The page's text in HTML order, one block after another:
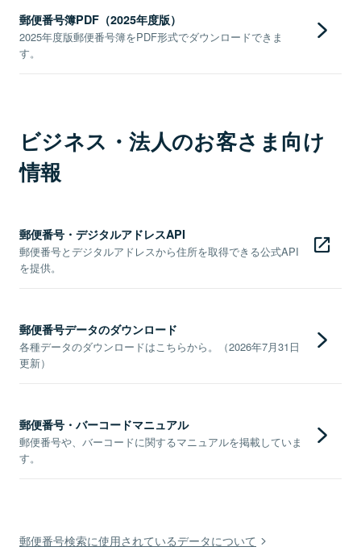
郵便番号簿PDF（2025年度版）
2025年度版郵便番号簿をPDF形式でダウンロードできま
す。
ビジネス・法人のお客さま向け
情報
郵便番号・デジタルアドレスAPI
郵便番号とデジタルアドレスから住所を取得できる公式API
を提供。
郵便番号データのダウンロード
各種データのダウンロードはこちらから。（2026年7月31日
更新）
郵便番号・バーコードマニュアル
郵便番号や、バーコードに関するマニュアルを掲載していま
す。
郵便番号検索に使用されているデータについて